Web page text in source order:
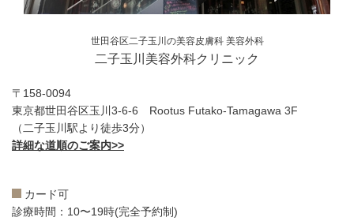
世田谷区二子玉川の美容皮膚科 美容外科
二子玉川美容外科クリニック
〒158-0094
東京都世田谷区玉川3-6-6 Rootus Futako-Tamagawa 3F
（二子玉川駅より徒歩3分）
詳細な道順のご案内>>
カード可
診療時間：10〜19時(完全予約制)